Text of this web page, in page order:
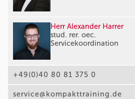
Herr Alexander Harrer
stud. rer. oec.
Servicekoordination
+49(0)40 80 81 375 0
service@kompakttraining.de